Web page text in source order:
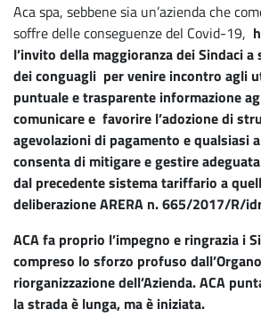
Aca spa, sebbene sia un’azienda che
soffre delle conseguenze del Covid-19,
l’invito della maggioranza dei Sindaci a
dei conguagli per venire incontro agli
puntuale e trasparente informazione
comunicare e favorire l’adozione di
agevolazioni di pagamento e qualsiasi
consenta di mitigare e gestire
dal precedente sistema tariffario a
deliberazione ARERA n. 665/2017/R/
ACA fa proprio l’impegno e ringrazia i
compreso lo sforzo profuso
riorganizzazione dell’Azienda. ACA
la strada è lunga, ma è iniziata.